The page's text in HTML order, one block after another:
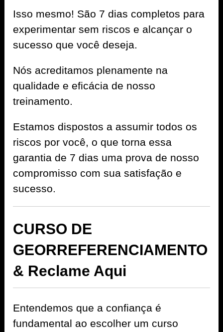
Isso mesmo! São 7 dias completos para
experimentar sem riscos e alcançar o
sucesso que você deseja.
Nós acreditamos plenamente na
qualidade e eficácia de nosso
treinamento.
Estamos dispostos a assumir todos os
riscos por você, o que torna essa
garantia de 7 dias uma prova de nosso
compromisso com sua satisfação e
sucesso.
CURSO DE
GEORREFERENCIAMENTO
& Reclame Aqui
Entendemos que a confiança é
fundamental ao escolher um curso